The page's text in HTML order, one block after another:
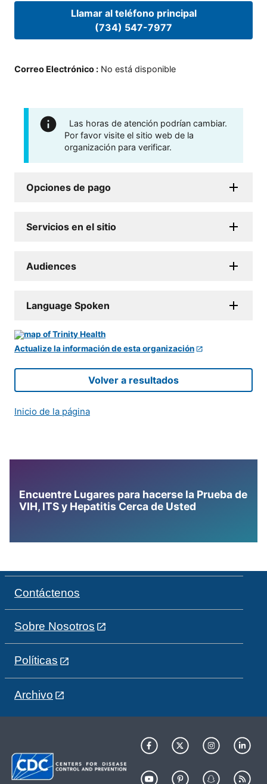
Llamar al teléfono principal
(734) 547-7977
Correo Electrónico : No está disponible
Las horas de atención podrían cambiar.
Por favor visite el sitio web de la
organización para verificar.
Opciones de pago
Servicios en el sitio
Audiences
Language Spoken
Actualize la información de esta organización
Volver a resultados
Inicio de la página
Encuentre Lugares para hacerse la Prueba de
VIH, ITS y Hepatitis Cerca de Usted
Contáctenos
Sobre Nosotros
Políticas
Archivo